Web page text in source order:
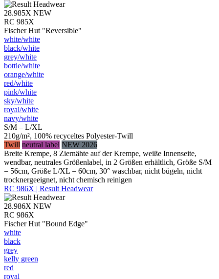
28.985X NEW
RC 985X
Fischer Hut "Reversible"
white/​white
black/​white
grey/​white
bottle/​white
orange/​white
red/​white
pink/​white
sky/​white
royal/​white
navy/​white
S/M – L/XL
210g/m², 100% recyceltes Polyester-Twill
Twill neutral label NEW 2026
Breite Krempe, 8 Ziernähte auf der Krempe, weiße Innenseite,
wendbar, neutrales Größenlabel, in 2 Größen erhältlich, Größe S/M
= 56cm, Größe L/XL = 60cm, 30° waschbar, nicht bügeln, nicht
trocknergeeignet, nicht chemisch reinigen
RC 986X | Result Headwear
28.986X NEW
RC 986X
Fischer Hut "Bound Edge"
white
black
grey
kelly green
red
royal